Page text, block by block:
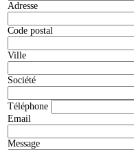
Adresse
Code postal
Ville
Société
Téléphone
Email
Message